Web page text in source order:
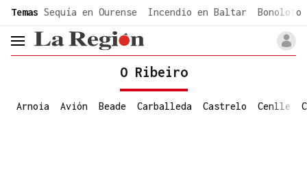
common.go-to-content
Temas Sequía en Ourense Incendio en Baltar Bonoloto
header.menu.open
O Ribeiro
Arnoia Avión Beade Carballeda Castrelo Cenlle